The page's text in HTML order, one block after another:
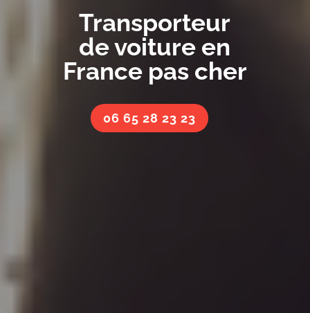
Transporteur
de voiture en
France pas cher
06 65 28 23 23